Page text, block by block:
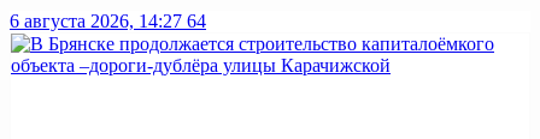
6 августа 2026, 14:27 64